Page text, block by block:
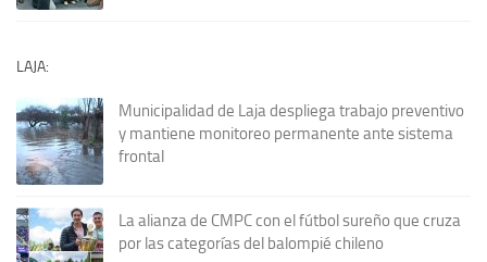
LAJA:
Municipalidad de Laja despliega trabajo preventivo
y mantiene monitoreo permanente ante sistema
frontal
La alianza de CMPC con el fútbol sureño que cruza
por las categorías del balompié chileno